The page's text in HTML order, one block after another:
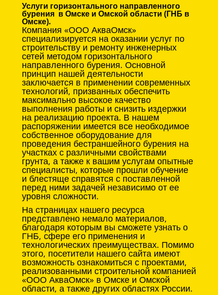
Услуги горизонтального направленного
бурения в Омске и Омской области (ГНБ в
Омске).
Компания «ООО АкваОмск»
специализируется на оказании услуг по
строительству и ремонту инженерных
сетей методом горизонтального
направленного бурения. Основной
принцип нашей деятельности
заключается в применении современных
технологий, призванных обеспечить
максимально высокое качество
выполнения работы и снизить издержки
на реализацию проекта. В нашем
распоряжении имеется все необходимое
собственное оборудование для
проведения бестраншейного бурения на
участках с различными свойствами
грунта, а также к вашим услугам опытные
специалисты, которые прошли обучение
и блестяще справятся с поставленной
перед ними задачей независимо от ее
уровня сложности.
На страницах нашего ресурса
представлено немало материалов,
благодаря которым вы сможете узнать о
ГНБ, сфере его применения и
технологических преимуществах. Помимо
этого, посетители нашего сайта имеют
возможность ознакомиться с проектами,
реализованными строительной компанией
«ООО АкваОмск» в Омске и Омской
области, а также других областях России.